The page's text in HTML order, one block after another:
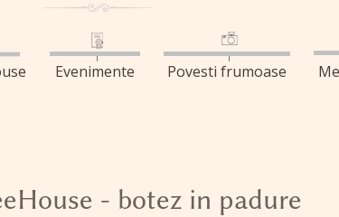
Evenimente Povesti frumoase
- botez in padure